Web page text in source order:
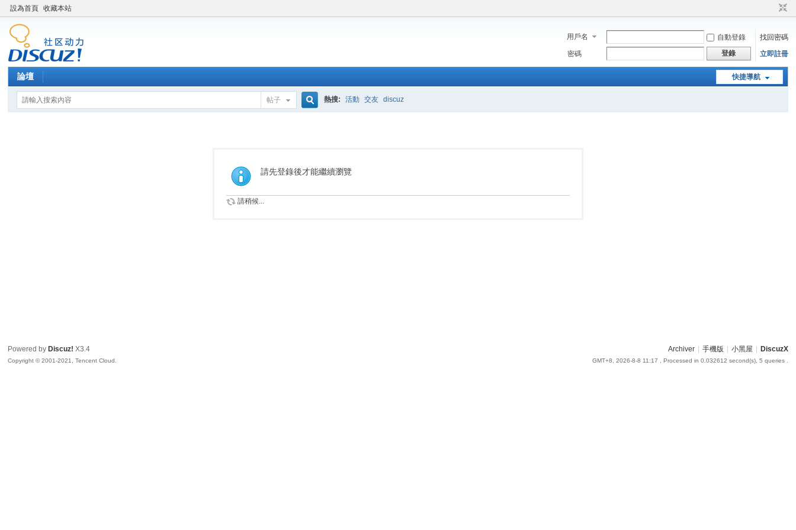
設為首頁 收藏本站
用戶名 自動登錄
找回密碼
密碼
登錄 立即註冊
快捷導航
論壇
帖子
索
熱搜: 活動 交友 discuz
請先登錄後才能繼續瀏覽
請稍候...
Archiver 手機版 小黑屋 DiscuzX
GMT+8, 2026-8-8 11:17 , Processed in 0.032612 second(s), 5 queries .
Powered by Discuz! X3.4
Copyright © 2001-2021, Tencent Cloud.